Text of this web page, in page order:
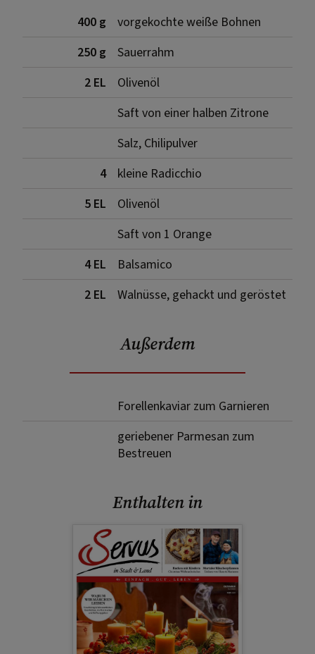
400 g
vorgekochte weiße Bohnen
250 g
Sauerrahm
2 EL
Olivenöl
Saft von einer halben Zitrone
Salz, Chilipulver
4
kleine Radicchio
5 EL
Olivenöl
Saft von 1 Orange
4 EL
Balsamico
2 EL
Walnüsse, gehackt und geröstet
Außerdem
Forellenkaviar zum Garnieren
geriebener Parmesan zum
Bestreuen
Enthalten in